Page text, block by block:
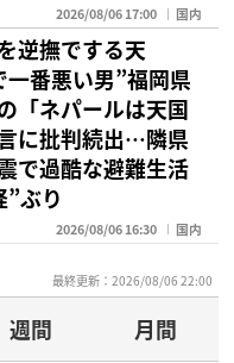
2026/08/06 17:00 国内
逆撫でする天
一番悪い男”福岡県
「ネパールは天国
に批判続出…隣県
で過酷な避難生活
ぶり
2026/08/06 16:30 国内
最終更新：2026/08/06 22:00
週間
月間